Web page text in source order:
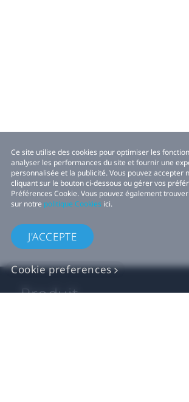
Ce site utilise des cookies pour optimiser les
analyser les performances du site et fournir une
personnalisée et la publicité. Vous pouvez accepter
cliquant sur le bouton ci-dessous ou gérer vos
Préférences Cookie. Vous pouvez également
sur notre politique Cookies ici.
J'ACCEPTE
Cookie preferences
Produit